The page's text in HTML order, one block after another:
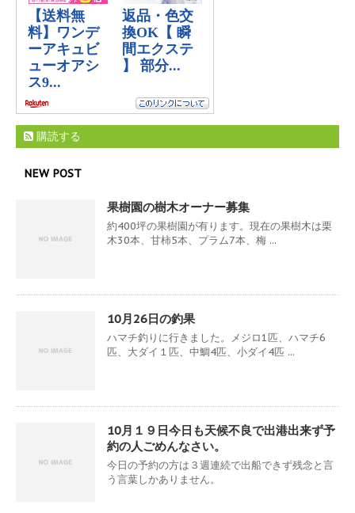
購読する
NEW POST
果樹園の樹木オーナー募集
約400坪の果樹園が有ります。現在の果樹木は栗
木30本、甘柿5本、プラム7本、梅 ...
10月26日の釣果
ハマチ釣りに行きました。メジロ1匹、ハマチ6
匹、大ダイ１匹、中鯛4匹、小ダイ4匹 ...
10月１９日今日も天候不良で出港出来ず予
約の人ごめんなさい。
今日の予約の方は３週連続で出船できず残念と言
う言葉しかありません。